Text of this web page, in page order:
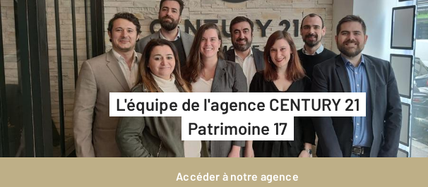
L'équipe de l'agence CENTURY 21
Patrimoine 17
Accéder à notre agence